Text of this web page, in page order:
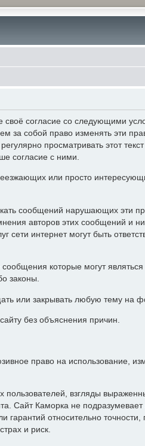
согласие со следующими
за собой право изменять эти
просматривать этот
согласие с ними.
или просто
сообщений нарушающих эти
авторов этих сообщений и
сети интернет могут быть
которые могут
законы.
или закрывать любую тему на
без объяснения причин.
право на использование,
взгляды
Сайт Каморка не
относительно
и риск.